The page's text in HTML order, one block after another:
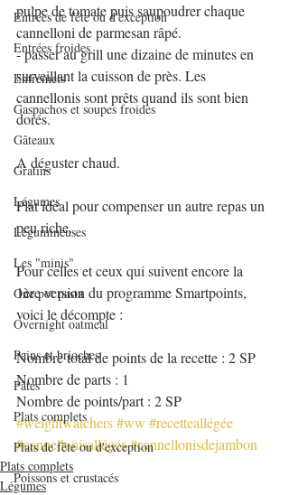
Entrées de fête ou d'exception
Entrées froides
Entremets
Gaspachos et soupes froides
Gâteaux
Gratins
Légumes
Légumineuses
Les "minis"
One pot pasta
Overnight oatmeal
Pains et brioches
Pâtes
Plats complets
Plats de fête ou d'exception
Poissons et crustacés
pulpe de tomate puis saupoudrer chaque
cannelloni de parmesan râpé.
- passer au grill une dizaine de minutes en
surveillant la cuisson de près. Les
cannellonis sont prêts quand ils sont bien
dorés.
A déguster chaud.
Plat idéal pour compenser un autre repas un
peu riche.
Pour celles et ceux qui suivent encore la
1ère version du programme Smartpoints,
voici le décompte :
Nombre total de points de la recette : 2 SP
Nombre de parts : 1
Nombre de points/part : 2 SP
#weightwatchers#ww #recetteallégée
#cannellonisallégés#cannellonisdejambon
Plats complets
Légumes